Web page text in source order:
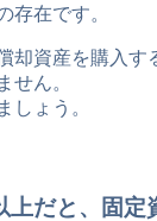
存在です。
却資産を購入す
せん。
しょう。
上だと、固定